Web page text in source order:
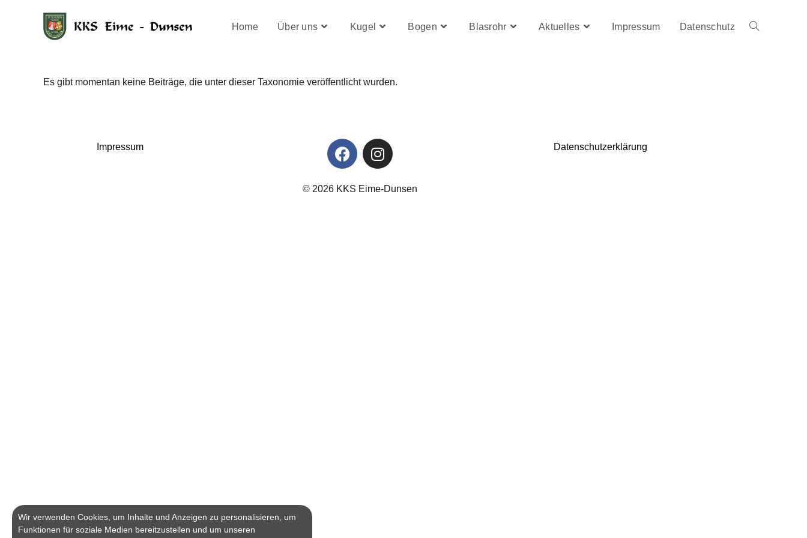
Home Über uns Kugel Bogen Blasrohr Aktuelles Impressum Datenschutz
Es gibt momentan keine Beiträge, die unter dieser Taxonomie veröffentlicht wurden.
Impressum Datenschutzerklärung
© 2026 KKS Eime-Dunsen
Wir verwenden Cookies, um Inhalte und Anzeigen zu personalisieren, um
Funktionen für soziale Medien bereitzustellen und um unseren